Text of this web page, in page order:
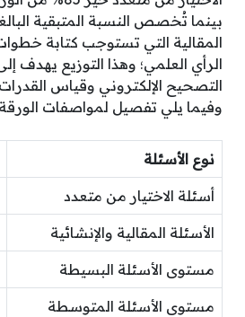
المقالية التي تستوجب كتابة
الرأي العلمي؛ وهذا التوزيع يهدف
التصحيح الإلكتروني وقياس القدرات
وفيما يلي تفصيل لمواصفات الورقة
نوع الأسئلة
أسئلة الاختيار من متعدد
الأسئلة المقالية والإنشائية
مستوى الأسئلة البسيطة
مستوى الأسئلة المتوسطة